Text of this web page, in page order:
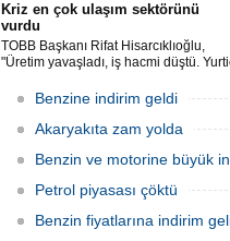
Kriz en çok ulaşım sektörünü
vurdu
TOBB Başkanı Rifat Hisarcıklıoğlu,
"Üretim yavaşladı, iş hacmi düştü.
sınırları kapattı, ihracat yavaşladı,
mallarımızı taşıyamaz hale geldik" dedi.
Benzine indirim geldi
Akaryakıta zam yolda
Benzin ve motorine büyük
Petrol piyasası çöktü
Benzin fiyatlarına indirim